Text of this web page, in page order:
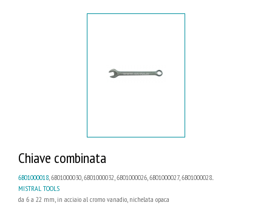
Chiave combinata
6B01000018, 6B01000030, 6B01000032, 6B01000026, 6B01000027, 6B01000028...
MISTRAL TOOLS
da 6 a 22 mm, in acciaio al cromo vanadio, nichelata opaca